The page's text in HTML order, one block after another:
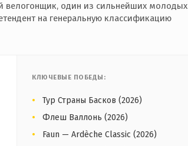
велогонщик, один из сильнейших молодых
на генеральную классификацию
КЛЮЧЕВЫЕ ПОБЕДЫ:
Тур Страны Басков (2026)
Флеш Валлонь (2026)
Faun — Ardèche Classic (2026)